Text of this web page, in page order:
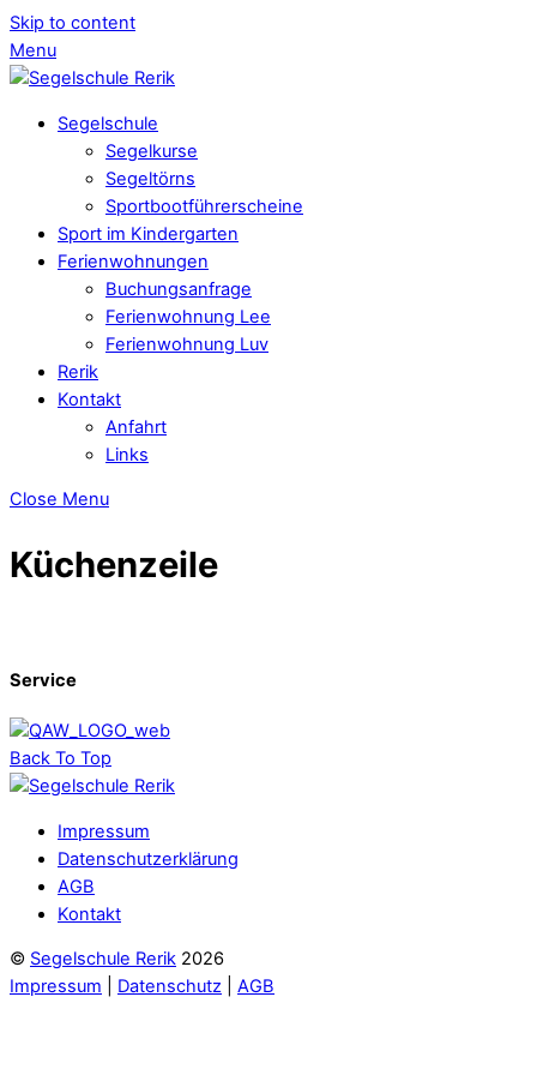
Skip to content
Menu
Segelschule
Segelkurse
Segeltörns
Sportbootführerscheine
Sport im Kindergarten
Ferienwohnungen
Buchungsanfrage
Ferienwohnung Lee
Ferienwohnung Luv
Rerik
Kontakt
Anfahrt
Links
Close Menu
Küchenzeile
Service
Back To Top
Impressum
Datenschutzerklärung
AGB
Kontakt
© Segelschule Rerik 2026
Impressum
Datenschutz AGB